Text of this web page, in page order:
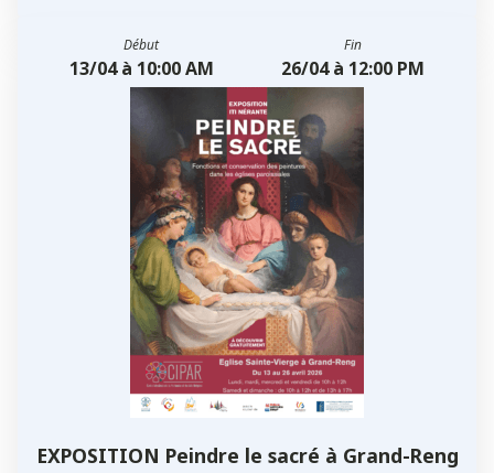
Début
13/04 à 10:00 AM
Fin
26/04 à 12:00 PM
EXPOSITION Peindre le sacré à Grand-Reng